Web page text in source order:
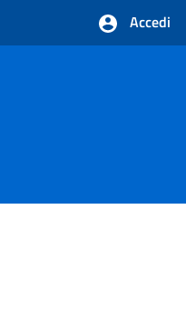
Accedi